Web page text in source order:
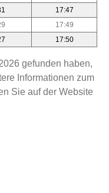
17:47
17:49
17:50
gefunden haben,
Informationen zum
Sie auf der Website